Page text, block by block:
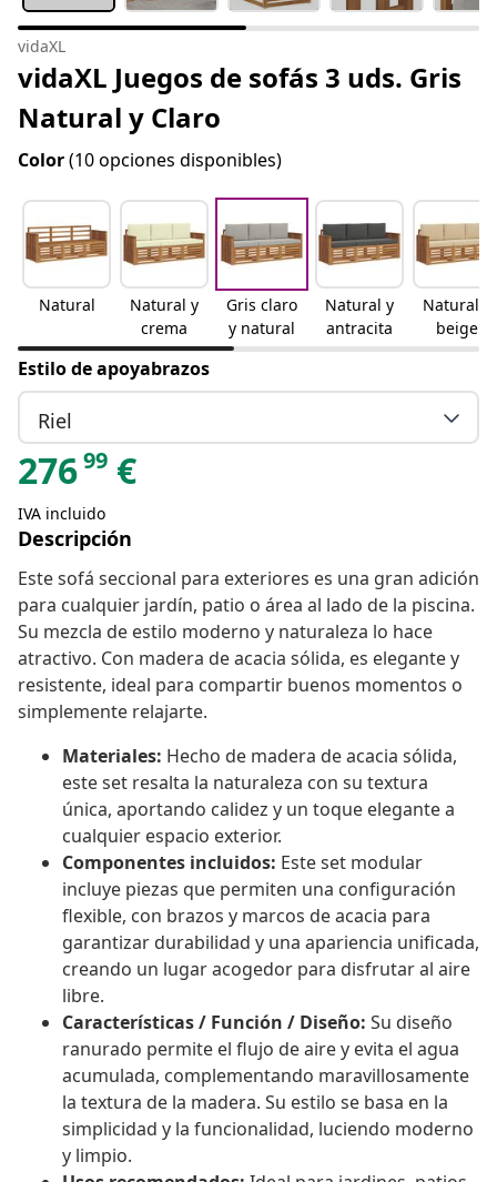
vidaXL
vidaXL Juegos de sofás 3 uds. Gris
Natural y Claro
Color(10 opciones disponibles)
Natural
Natural y
crema
Gris claro
y natural
Natural y
antracita
Natural y
beige
Estilo de apoyabrazos
Riel
27699 €
IVA incluido
Descripción
Este sofá seccional para exteriores es una gran adición
para cualquier jardín, patio o área al lado de la piscina.
Su mezcla de estilo moderno y naturaleza lo hace
atractivo. Con madera de acacia sólida, es elegante y
resistente, ideal para compartir buenos momentos o
simplemente relajarte.
Materiales: Hecho de madera de acacia sólida,
este set resalta la naturaleza con su textura
única, aportando calidez y un toque elegante a
cualquier espacio exterior.
Componentes incluidos: Este set modular
incluye piezas que permiten una configuración
flexible, con brazos y marcos de acacia para
garantizar durabilidad y una apariencia unificada,
creando un lugar acogedor para disfrutar al aire
libre.
Características / Función / Diseño: Su diseño
ranurado permite el flujo de aire y evita el agua
acumulada, complementando maravillosamente
la textura de la madera. Su estilo se basa en la
simplicidad y la funcionalidad, luciendo moderno
y limpio.